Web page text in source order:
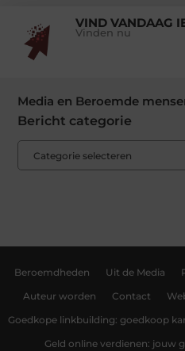
VIND VANDAAG
Vinden nu
Media en Beroemde
Bericht categorie
Beroemdheden Uit de Media
Auteur worden Contact
Goedkope linkbuilding: goedkoop
Geld online verdienen: jouw